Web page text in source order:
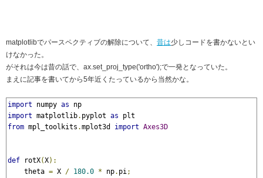
matplotlibでパースペクティブの解除について、 昔は少しコードを書かないとい
けなかった。
がそれは今は昔の話で、ax.set_proj_type('ortho');で一発となっていた。
まえに記事を書いてから5年近くたっているから当然かな。
import numpy as
import matplotlib. pyplot as
from mpl_toolkits .mplot3d import Axes3D
def rotX(X):
    theta
= X / 180.0 * np. pi;